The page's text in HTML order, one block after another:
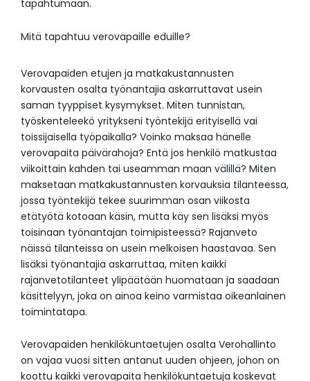
tapahtumaan.
Mitä tapahtuu verovapaille eduille?
Verovapaiden etujen ja matkakustannusten
korvausten osalta työnantajia askarruttavat usein
saman tyyppiset kysymykset. Miten tunnistan,
työskenteleekö yritykseni työntekijä erityisellä vai
toissijaisella työpaikalla? Voinko maksaa hänelle
verovapaita päivärahoja? Entä jos henkilö matkustaa
viikoittain kahden tai useamman maan välillä? Miten
maksetaan matkakustannusten korvauksia tilanteessa,
jossa työntekijä tekee suurimman osan viikosta
etätyötä kotoaan käsin, mutta käy sen lisäksi myös
toisinaan työnantajan toimipisteessä? Rajanveto
näissä tilanteissa on usein melkoisen haastavaa. Sen
lisäksi työnantajia askarruttaa, miten kaikki
rajanvetotilanteet ylipäätään huomataan ja saadaan
käsittelyyn, joka on ainoa keino varmistaa oikeanlainen
toimintatapa.
Verovapaiden henkilökuntaetujen osalta Verohallinto
on vajaa vuosi sitten antanut uuden ohjeen, johon on
koottu kaikki verovapaita henkilökuntaetuja koskevat